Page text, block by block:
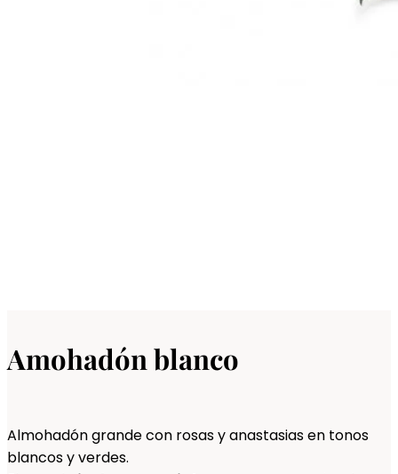
Amohadón blanco
Almohadón grande con rosas y anastasias en tonos
blancos y verdes.